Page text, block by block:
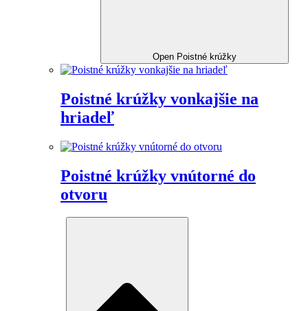
Open Poistné krúžky
Poistné krúžky vonkajšie na
hriadeľ
Poistné krúžky vnútorné do
otvoru